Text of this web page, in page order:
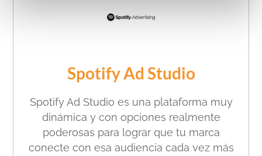
Spotify Ad Studio
Spotify Ad Studio es una plataforma muy
dinámica y con opciones realmente
poderosas para lograr que tu marca
conecte con esa audiencia cada vez más